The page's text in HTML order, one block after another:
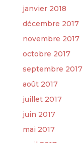
janvier 2018
décembre 2017
novembre 2017
octobre 2017
septembre 2017
août 2017
juillet 2017
juin 2017
mai 2017